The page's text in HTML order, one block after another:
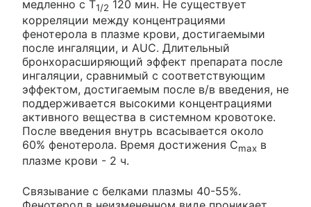
медленно с Т1/2 120 мин. Не существует
корреляции между концентрациями
фенотерола в плазме крови, достигаемыми
после ингаляции, и AUC. Длительный
бронхорасширяющий эффект препарата после
ингаляции, сравнимый с соответствующим
эффектом, достигаемым после в/в введения, не
поддерживается высокими концентрациями
активного вещества в системном кровотоке.
После введения внутрь всасывается около
60% фенотерола. Время достижения Cmax в
плазме крови - 2 ч.
Связывание с белками плазмы 40-55%.